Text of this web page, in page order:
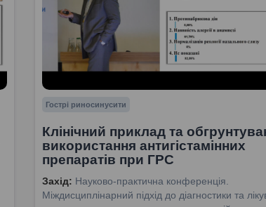
Гострі риносинусити
Клінічний приклад та
використання антигістамінних
препаратів при ГРС
Захід: Науково-практична конференція.
Міждисциплінарний підхід до діагностики та